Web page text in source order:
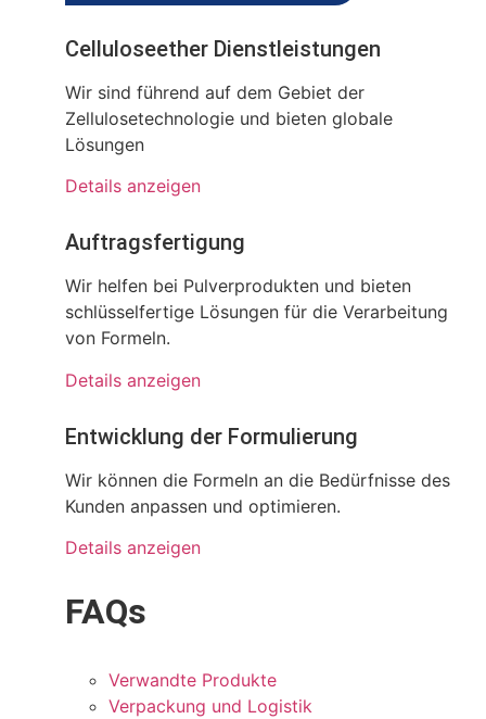
Celluloseether Dienstleistungen
Wir sind führend auf dem Gebiet der
Zellulosetechnologie und bieten globale
Lösungen
Details anzeigen
Auftragsfertigung
Wir helfen bei Pulverprodukten und bieten
schlüsselfertige Lösungen für die Verarbeitung
von Formeln.
Details anzeigen
Entwicklung der Formulierung
Wir können die Formeln an die Bedürfnisse des
Kunden anpassen und optimieren.
Details anzeigen
FAQs
Verwandte Produkte
Verpackung und Logistik